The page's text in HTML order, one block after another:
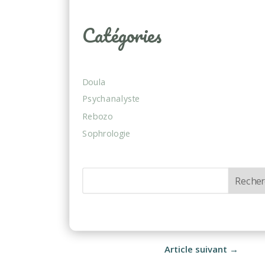
Catégories
Doula
Psychanalyste
Rebozo
Sophrologie
Article suivant →